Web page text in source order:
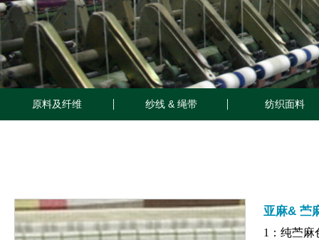
原料及纤维 纱线 & 绳带 纺织面料
亚麻& 苎
1 ：纯苎